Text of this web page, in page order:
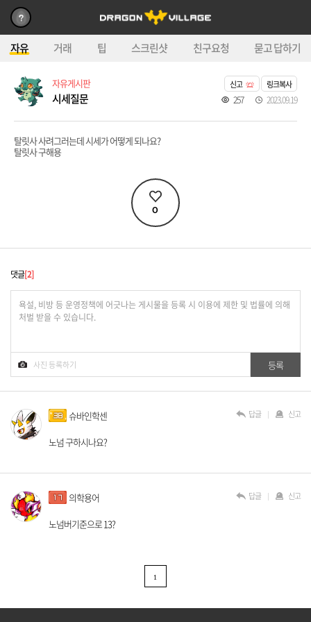
자유 거래 팁 스크린샷 친구요청 묻고 답하기
자유게시판
시세질문
신고 링크복사
257 2023.09.19
탈릿사 사려그러는데 시세가 어떻게 되나요?
탈릿사 구해용
0
댓글 2
슈바인학센
노넘 구하시나요?
답글 신고
의학용어
노넘버기준으로 13?
답글 신고
1